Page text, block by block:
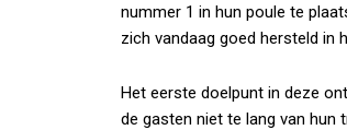
nummer 1 in hun poule te
zich vandaag goed hersteld in
Het eerste doelpunt in deze
de gasten niet te lang van hun